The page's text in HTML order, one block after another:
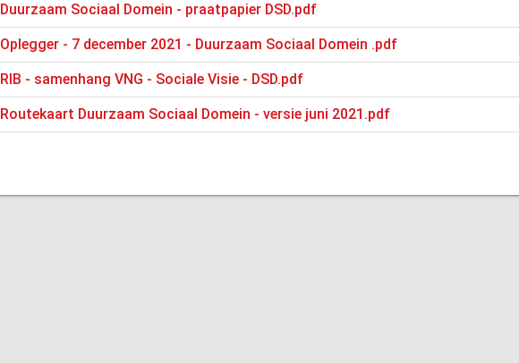
Duurzaam Sociaal Domein - praatpapier DSD.pdf
Oplegger - 7 december 2021 - Duurzaam Sociaal Domein .pdf
RIB - samenhang VNG - Sociale Visie - DSD.pdf
Routekaart Duurzaam Sociaal Domein - versie juni 2021.pdf